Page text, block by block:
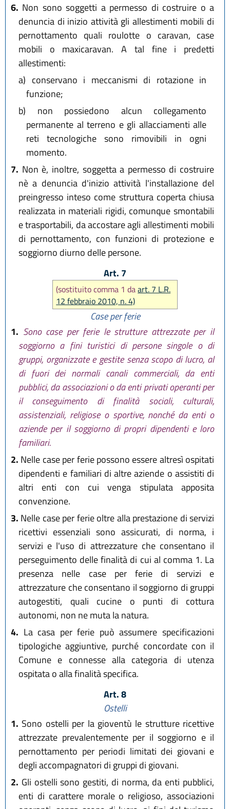
6. Non sono soggetti a permesso di costruire o a
denuncia di inizio attività gli allestimenti mobili di
pernottamento quali roulotte o caravan, case
mobili o maxicaravan. A tal fine i predetti
allestimenti:
a) conservano i meccanismi di rotazione in
funzione;
b) non possiedono alcun collegamento
permanente al terreno e gli allacciamenti alle
reti tecnologiche sono rimovibili in ogni
momento.
7. Non è, inoltre, soggetta a permesso di costruire
nè a denuncia d'inizio attività l'installazione del
preingresso inteso come struttura coperta chiusa
realizzata in materiali rigidi, comunque smontabili
e trasportabili, da accostare agli allestimenti mobili
di pernottamento, con funzioni di protezione e
soggiorno diurno delle persone.
Art. 7
(sostituito comma 1 daart. 7 L.R.
12 febbraio 2010, n. 4)
Case per ferie
1. Sono case per ferie le strutture attrezzate per il
soggiorno a fini turistici di persone singole o di
gruppi, organizzate e gestite senza scopo di lucro, al
di fuori dei normali canali commerciali, da enti
pubblici, da associazioni o da enti privati operanti per
il conseguimento di finalità sociali, culturali,
assistenziali, religiose o sportive, nonché da enti o
aziende per il soggiorno di propri dipendenti e loro
familiari.
2. Nelle case per ferie possono essere altresì ospitati
dipendenti e familiari di altre aziende o assistiti di
altri enti con cui venga stipulata apposita
convenzione.
3. Nelle case per ferie oltre alla prestazione di servizi
ricettivi essenziali sono assicurati, di norma, i
servizi e l'uso di attrezzature che consentano il
perseguimento delle finalità di cui al comma 1. La
presenza nelle case per ferie di servizi e
attrezzature che consentano il soggiorno di gruppi
autogestiti, quali cucine o punti di cottura
autonomi, non ne muta la natura.
4. La casa per ferie può assumere specificazioni
tipologiche aggiuntive, purché concordate con il
Comune e connesse alla categoria di utenza
ospitata o alla finalità specifica.
Art. 8
Ostelli
1. Sono ostelli per la gioventù le strutture ricettive
attrezzate prevalentemente per il soggiorno e il
pernottamento per periodi limitati dei giovani e
degli accompagnatori di gruppi di giovani.
2. Gli ostelli sono gestiti, di norma, da enti pubblici,
enti di carattere morale o religioso, associazioni